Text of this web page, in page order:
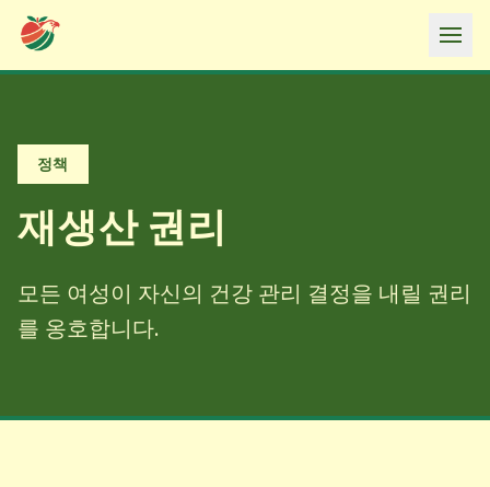
정책
재생산 권리
모든 여성이 자신의 건강 관리 결정을 내릴 권리
를 옹호합니다.